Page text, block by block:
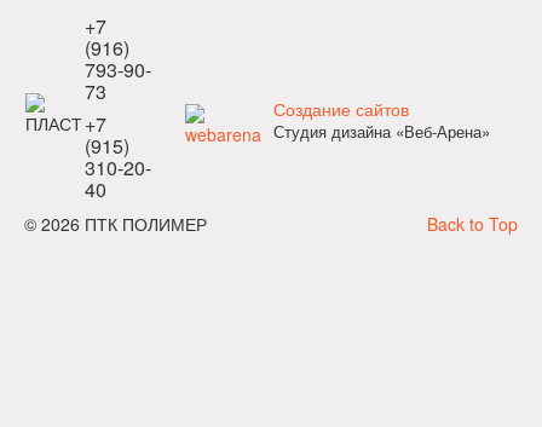
+7
(916)
793-90-
73
+7
(915)
310-20-
40
Создание сайтов
Студия дизайна «Веб-Арена»
Back to Top
© 2026 ПТК ПОЛИМЕР